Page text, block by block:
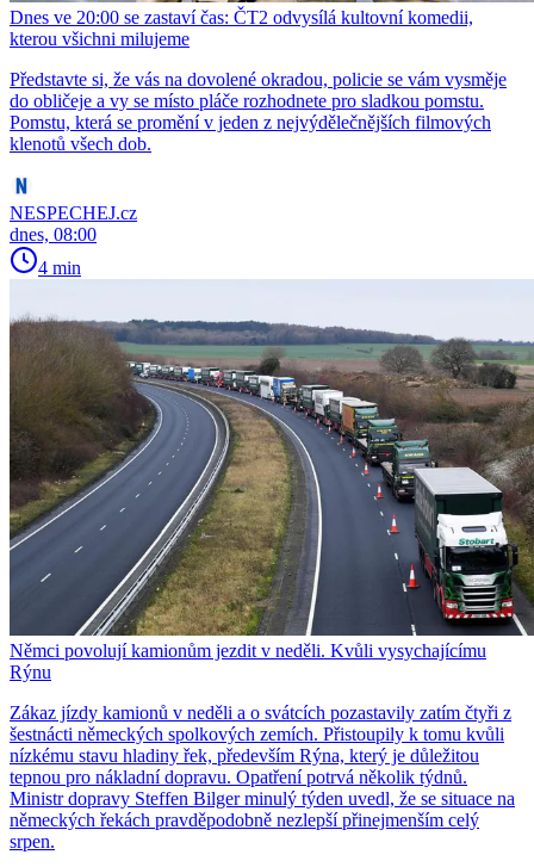
Dnes ve 20:00 se zastaví čas: ČT2 odvysílá kultovní komedii,
kterou všichni milujeme
Představte si, že vás na dovolené okradou, policie se vám vysměje
do obličeje a vy se místo pláče rozhodnete pro sladkou pomstu.
Pomstu, která se promění v jeden z nejvýdělečnějších filmových
klenotů všech dob.
NESPECHEJ.cz
dnes, 08:00
4 min
Němci povolují kamionům jezdit v neděli. Kvůli vysychajícímu
Rýnu
Zákaz jízdy kamionů v neděli a o svátcích pozastavily zatím čtyři z
šestnácti německých spolkových zemích. Přistoupily k tomu kvůli
nízkému stavu hladiny řek, především Rýna, který je důležitou
tepnou pro nákladní dopravu. Opatření potrvá několik týdnů.
Ministr dopravy Steffen Bilger minulý týden uvedl, že se situace na
německých řekách pravděpodobně nezlepší přinejmenším celý
srpen.